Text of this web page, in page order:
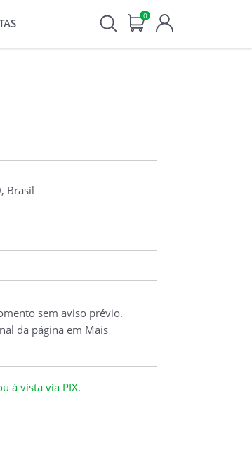
0
Brasil
sem aviso prévio.
da página em Mais
à vista via PIX.